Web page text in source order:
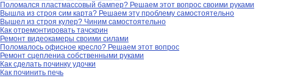
Поломался пластмассовый бампер? Решаем этот вопрос своими руками
Вышла из строя сим карта? Решаем эту проблему самостоятельно
Вышел из строя кулер? Чиним самостоятельно
Как отремонтировать тачскрин
Ремонт видеокамеры своими силами
Поломалось офисное кресло? Решаем этот вопрос
Ремонт сцеплениа собственными руками
Как сделать починку удочки
Как починить печь